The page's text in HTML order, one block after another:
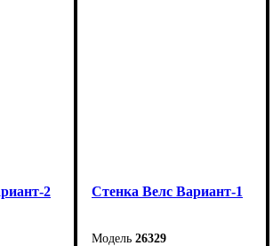
2 Стенка Велс Вариант-1
26329